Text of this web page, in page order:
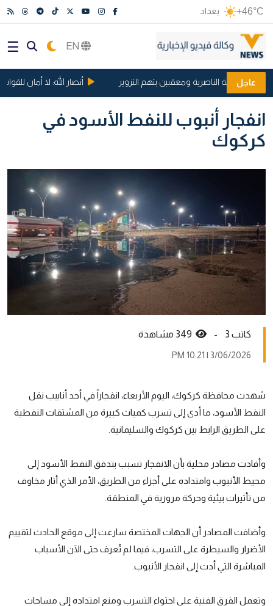
+46°C بغداد
عاجل
بلدية الناصرية ومعقبين بتهم التزوير أنصار الله: لا أمان
انفجار أنبوب للنفط الأسود في
كركوك
كاتب 3 -
3/06/2026 | 10:21 PM
شهدت محافظة كركوك، اليوم الأربعاء، انفجاراً في أحد أنابيب نقل
النفط الأسود، ما أدى إلى تسرب كميات كبيرة من المشتقات النفطية
على الطريق الرابط بين كركوك والسليمانية.
وأفادت مصادر محلية بأن الانفجار تسبب بتدفق النفط الأسود إلى
محيط الأنبوب وامتداده على أجزاء من الطريق، الأمر الذي أثار مخاوف
من تأثيرات بيئية وحركة مرورية في المنطقة.
وأضافت المصادر أن الجهات المختصة سارعت إلى موقع الحادث لتقييم
الأضرار والسيطرة على التسرب، فيما لم تُعرف حتى الآن الأسباب
المباشرة التي أدت إلى انفجار الأنبوب.
وتعمل الفرق الفنية على احتواء التسرب ومنع امتداده إلى مساحات